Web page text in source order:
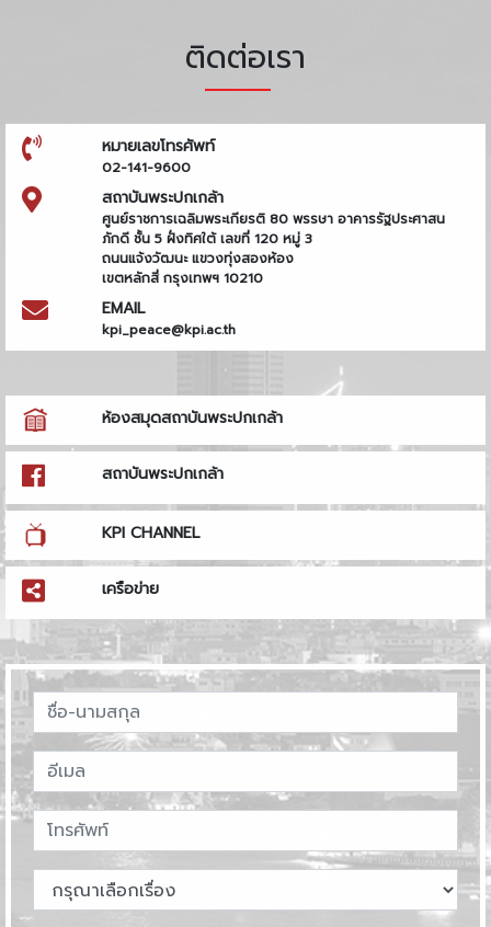
ติดต่อเรา
หมายเลขโทรศัพท์
02-141-9600
สถาบันพระปกเกล้า
ศูนย์ราชการเฉลิมพระเกียรติ 80 พรรษา อาคารรัฐประศาสน
ภักดี ชั้น 5 ฝั่งทิศใต้ เลขที่ 120 หมู่ 3
ถนนแจ้งวัฒนะ แขวงทุ่งสองห้อง
เขตหลักสี่ กรุงเทพฯ 10210
EMAIL
kpi_peace@kpi.ac.th
ห้องสมุดสถาบันพระปกเกล้า
สถาบันพระปกเกล้า
KPI CHANNEL
เครือข่าย